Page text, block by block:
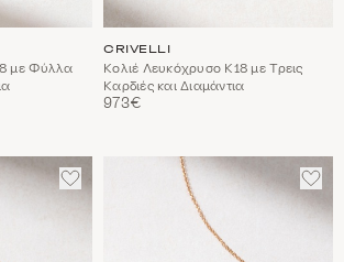
με Φύλλα
CRIVELLI
Κολιέ Λευκόχρυσο Κ18 με Τρεις
Καρδιές και Διαμάντια
973€
ΠΡΟΣΘΈΣΤΕ
ΣΤΑ
ΣΤΑ